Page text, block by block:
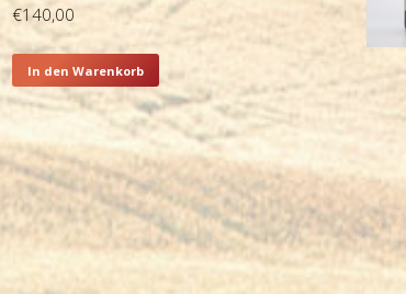
€140,00
In den Warenkorb